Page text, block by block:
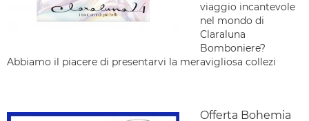
viaggio incantevole
nel mondo di
Claraluna
Bomboniere?
Abbiamo il piacere di presentarvi la meravigliosa collezi
Offerta Bohemia